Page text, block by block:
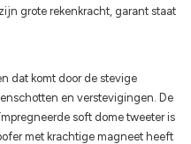
grote rekenkracht, garant staat
dat komt door de stevige
en verstevigingen. De
soft dome tweeter is
met krachtige magneet heeft